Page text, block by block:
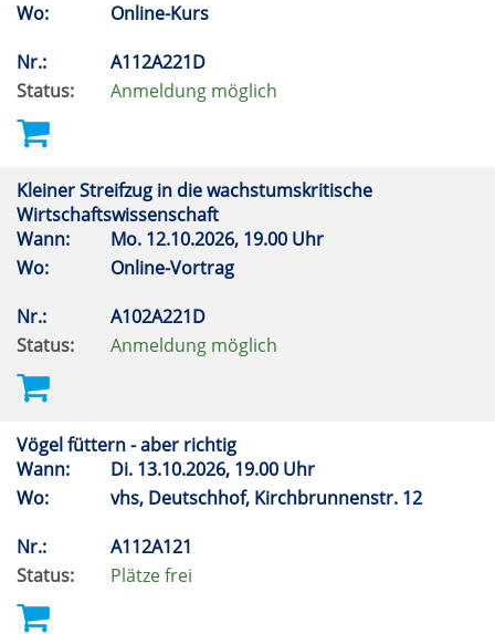
Wo:
Online-Kurs
Nr.:
A112A221D
Status:
Anmeldung möglich
Kleiner Streifzug in die wachstumskritische
Wirtschaftswissenschaft
Wann:
Mo. 12.10.2026, 19.00 Uhr
Wo:
Online-Vortrag
Nr.:
A102A221D
Status:
Anmeldung möglich
Vögel füttern - aber richtig
Wann:
Di. 13.10.2026, 19.00 Uhr
Wo:
vhs, Deutschhof, Kirchbrunnenstr. 12
Nr.:
A112A121
Status:
Plätze frei